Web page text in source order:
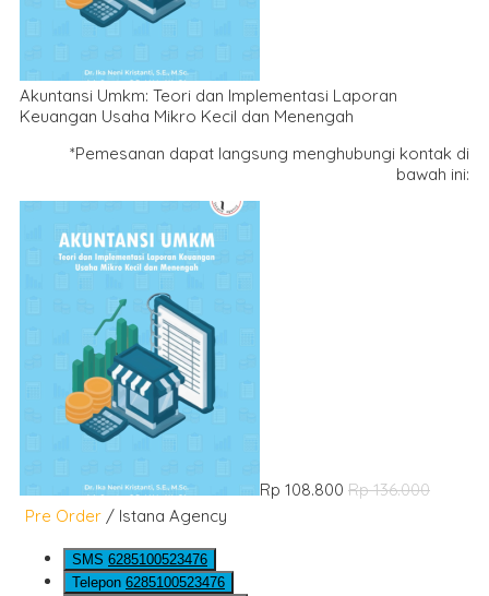
Akuntansi Umkm: Teori dan Implementasi Laporan
Keuangan Usaha Mikro Kecil dan Menengah
*Pemesanan dapat langsung menghubungi kontak di
bawah ini:
Rp 108.800 Rp 136.000
Pre Order / Istana Agency
SMS 6285100523476
Telepon 6285100523476